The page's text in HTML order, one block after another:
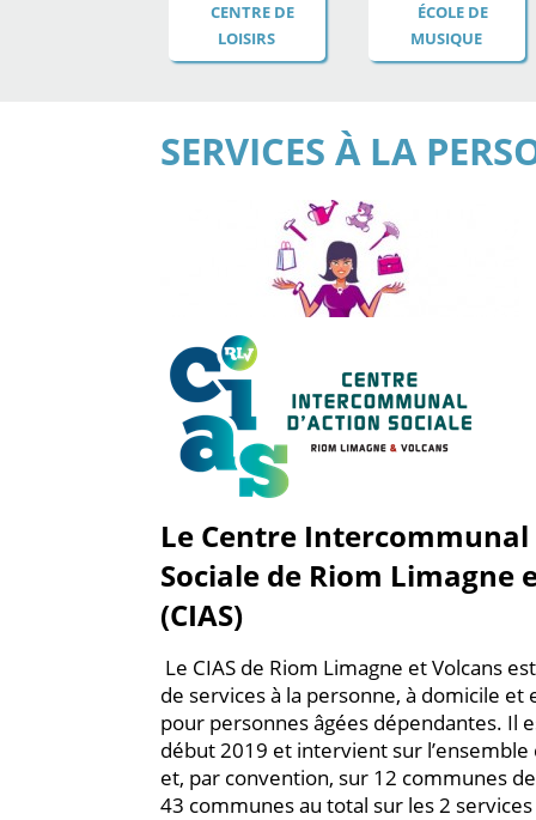
CENTRE DE
LOISIRS
ÉCOLE DE
MUSIQUE
SERVICES À LA
Le Centre Intercommunal
Sociale de Riom Limagne
(CIAS)
Le CIAS de Riom Limagne et Volcans
de services à la personne, à domicile et
pour personnes âgées dépendantes. Il
début 2019 et intervient sur
et, par convention, sur 12 communes
43 communes au total sur les 2